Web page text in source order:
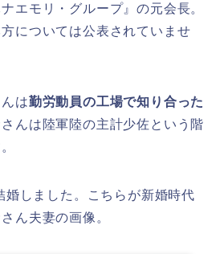
エモリ・グループ』の元会長。
については公表されていませ
は勤労動員の工場で知り合った
んは陸軍陸の主計少佐という階
婚しました。こちらが新婚時代
ん夫妻の画像。